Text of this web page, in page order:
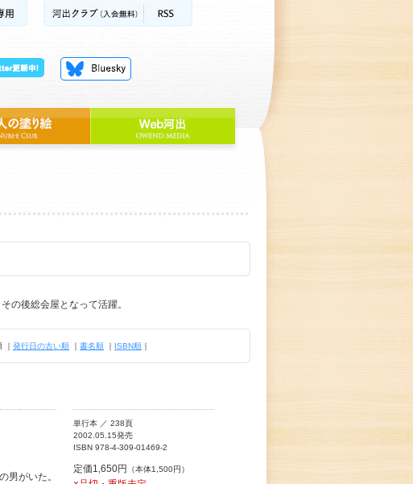
の後総会屋となって活躍。
｜ 発行日の古い順 ｜ 書名順 ｜ ISBN順 ｜
男がいた。
単行本 ／ 238頁
2002.05.15発売
ISBN 978-4-309-01469-2
定価1,650円 （本体1,500円）